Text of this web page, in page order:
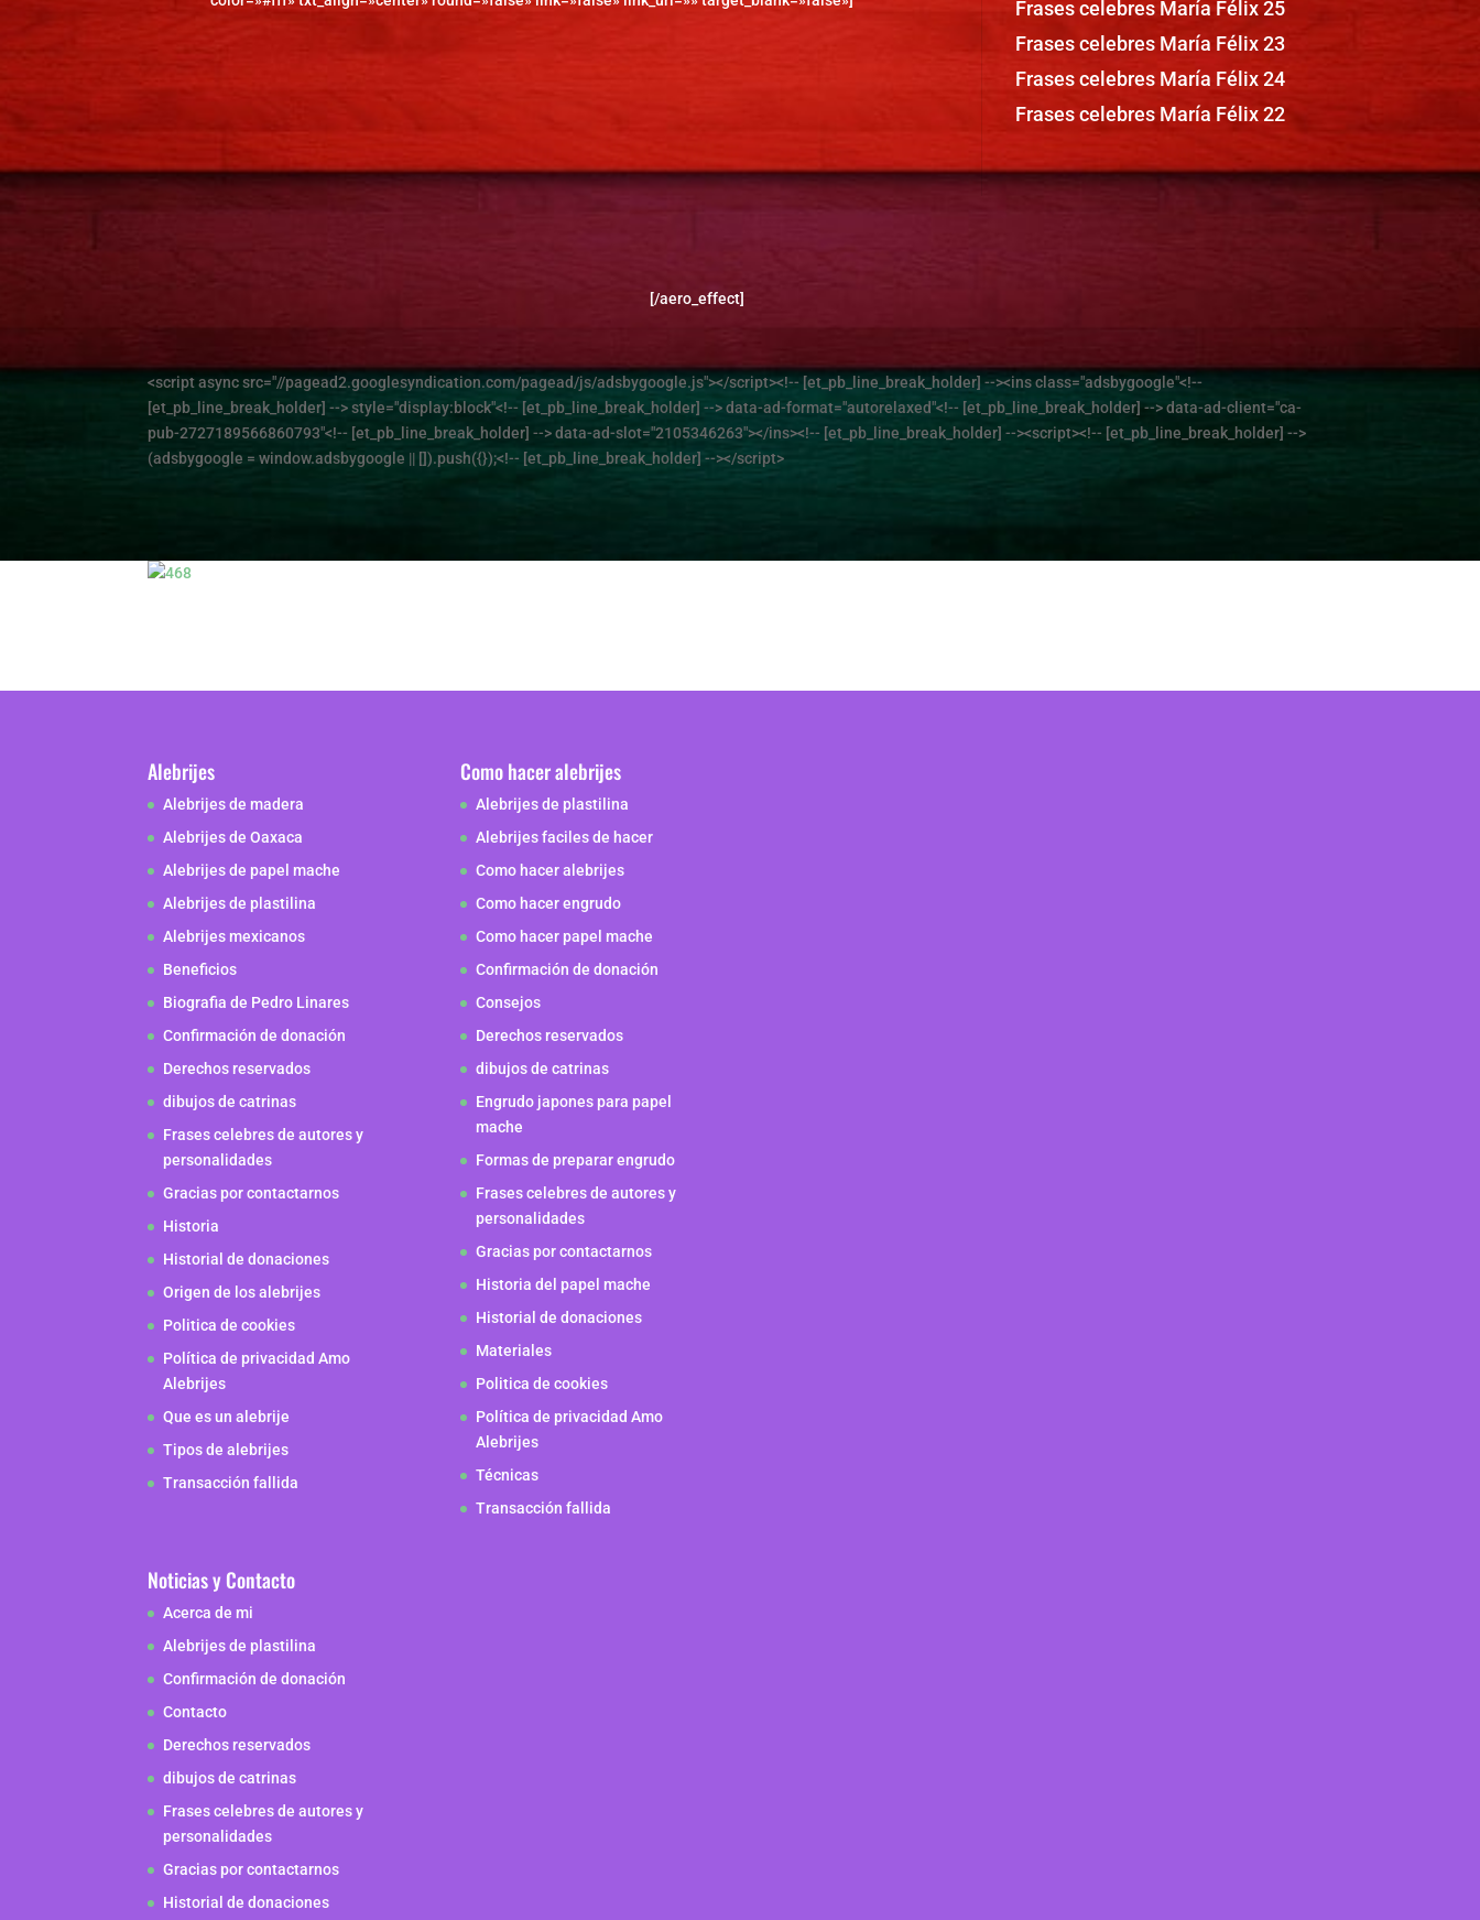
[/aero_effect]
Frases celebres María Félix 25
Frases celebres María Félix 23
Frases celebres María Félix 24
Frases celebres María Félix 22
<script async src="//pagead2.googlesyndication.com/pagead/js/adsbygoogle.js"></script><!-- [et_pb_line_break_holder] --><ins class="adsbygoogle"<!--
[et_pb_line_break_holder] --> style="display:block"<!-- [et_pb_line_break_holder] --> data-ad-format="autorelaxed"<!-- [et_pb_line_break_holder] --> data-ad-client="ca-
pub-2727189566860793"<!-- [et_pb_line_break_holder] --> data-ad-slot="2105346263"></ins><!-- [et_pb_line_break_holder] --><script><!-- [et_pb_line_break_holder] -->
(adsbygoogle = window.adsbygoogle || []).push({});<!-- [et_pb_line_break_holder] --></script>
Alebrijes
Alebrijes de madera
Alebrijes de Oaxaca
Alebrijes de papel mache
Alebrijes de plastilina
Alebrijes mexicanos
Beneficios
Biografia de Pedro Linares
Confirmación de donación
Derechos reservados
dibujos de catrinas
Frases celebres de autores y
personalidades
Gracias por contactarnos
Historia
Historial de donaciones
Origen de los alebrijes
Politica de cookies
Política de privacidad Amo
Alebrijes
Que es un alebrije
Tipos de alebrijes
Transacción fallida
Noticias y Contacto
Acerca de mi
Alebrijes de plastilina
Confirmación de donación
Contacto
Derechos reservados
dibujos de catrinas
Frases celebres de autores y
personalidades
Gracias por contactarnos
Historial de donaciones
Como hacer alebrijes
Alebrijes de plastilina
Alebrijes faciles de hacer
Como hacer alebrijes
Como hacer engrudo
Como hacer papel mache
Confirmación de donación
Consejos
Derechos reservados
dibujos de catrinas
Engrudo japones para papel
mache
Formas de preparar engrudo
Frases celebres de autores y
personalidades
Gracias por contactarnos
Historia del papel mache
Historial de donaciones
Materiales
Politica de cookies
Política de privacidad Amo
Alebrijes
Técnicas
Transacción fallida